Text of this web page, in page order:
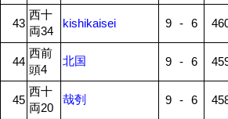
43
西十
両34
kishikaisei 9 - 6
44
西前
頭4
北国 9 - 6
45
西十
両20
哉刳 9 - 6